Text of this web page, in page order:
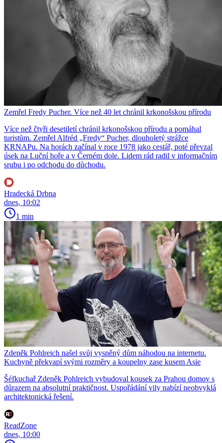
Zemřel Fredy Pucher. Více než 40 let chránil krkonošskou přírodu
Více než čtyři desetiletí chránil krkonošskou přírodu a pomáhal
turistům. Zemřel Alfréd „Fredy“ Pucher, dlouholetý strážce
KRNAPu. Na horách začínal v roce 1978 jako cestář, poté převzal
úsek na Luční hoře a v Černém dole. Lidem rád radil v informačním
srubu i po odchodu do důchodu.
Hradecká Drbna
dnes, 10:02
1 min
Zdeněk Pohlreich našel svůj vysněný dům náhodou na internetu.
Kuchyně překvapí svými rozměry a koupelny zase kusem Asie
Šéfkuchař Zdeněk Pohlreich vybudoval kousek za Prahou domov s
důrazem na absolutní praktičnost. Uspořádání vily nabízí neobvyklá
architektonická řešení.
ReadZone
dnes, 10:00